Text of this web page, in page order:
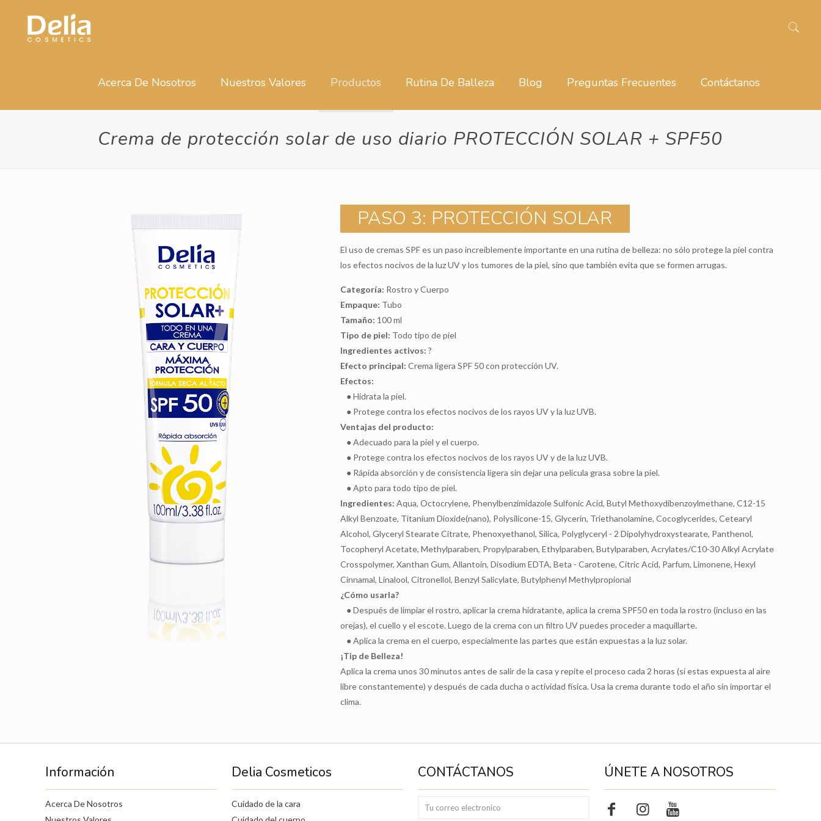
Acerca De Nosotros Nuestros Valores Productos Rutina De Balleza Blog Preguntas Frecuentes Contáctanos
Crema de protección solar de uso diario PROTECCIÓN SOLAR + SPF50
PASO 3: PROTECCIÓN SOLAR
El uso de cremas SPF es un paso increíblemente importante en una rutina de belleza: no sólo protege la piel contra
los efectos nocivos de la luz UV y los tumores de la piel, sino que también evita que se formen arrugas.
Categoría: Rostro y Cuerpo
Empaque: Tubo
Tamaño: 100 ml
Tipo de piel: Todo tipo de piel
Ingredientes activos: ?
Efecto principal: Crema ligera SPF 50 con protección UV.
Efectos:
● Hidrata la piel.
● Protege contra los efectos nocivos de los rayos UV y la luz UVB.
Ventajas del producto:
● Adecuado para la piel y el cuerpo.
● Protege contra los efectos nocivos de los rayos UV y de la luz UVB.
● Rápida absorción y de consistencia ligera sin dejar una película grasa sobre la piel.
● Apto para todo tipo de piel.
Ingredientes: Aqua, Octocrylene, Phenylbenzimidazole Sulfonic Acid, Butyl Methoxydibenzoylmethane, C12-15
Alkyl Benzoate, Titanium Dioxide(nano), Polysilicone-15, Glycerin, Triethanolamine, Cocoglycerides, Cetearyl
Alcohol, Glyceryl Stearate Citrate, Phenoxyethanol, Silica, Polyglyceryl - 2 Dipolyhydroxystearate, Panthenol,
Tocopheryl Acetate, Methylparaben, Propylparaben, Ethylparaben, Butylparaben, Acrylates/C10-30 Alkyl Acrylate
Crosspolymer, Xanthan Gum, Allantoin, Disodium EDTA, Beta - Carotene, Citric Acid, Parfum, Limonene, Hexyl
Cinnamal, Linalool, Citronellol, Benzyl Salicylate, Butylphenyl Methylpropional
¿Cómo usarla?
● Después de limpiar el rostro, aplicar la crema hidratante, aplica la crema SPF50 en toda la rostro (incluso en las
orejas), el cuello y el escote. Luego de la crema con un filtro UV puedes proceder a maquillarte.
● Aplica la crema en el cuerpo, especialmente las partes que están expuestas a la luz solar.
¡Tip de Belleza!
Aplica la crema unos 30 minutos antes de salir de la casa y repite el proceso cada 2 horas (si estas expuesta al aire
libre constantemente) y después de cada ducha o actividad física. Usa la crema durante todo el año sin importar el
clima.
Información
Acerca De Nosotros
Delia Cosmeticos
Cuidado de la cara
CONTÁCTANOS ÚNETE A NOSOTROS